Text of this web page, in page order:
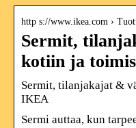
http s://www.ikea.com ›
Sermit,
kotiin ja
Sermit, tilanjakajat &
IKEA
Sermi auttaa, kun